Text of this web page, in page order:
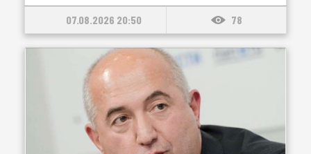
07.08.2026 20:50 78